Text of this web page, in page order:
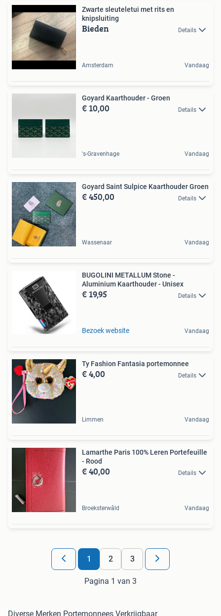
Zwarte sleuteletui met rits en
knipsluiting
Bieden Details
Amsterdam Vandaag
Goyard Kaarthouder - Groen
€ 10,00 Details
's-Gravenhage Vandaag
Goyard Saint Sulpice Kaarthouder Groen
€ 450,00 Details
Wassenaar Vandaag
BUGOLINI METALLUM Stone -
Aluminium Kaarthouder - Unisex
€ 19,95 Details
Bezoek website Vandaag
Ty Fashion Fantasia portemonnee
€ 4,00 Details
Limmen Vandaag
Lamarthe Paris 100% Leren Portefeuille
- Rood
€ 40,00 Details
Broeksterwâld Vandaag
1 2 3
Pagina 1 van 3
Diverse Merken Portemonnees Verkrijgbaar